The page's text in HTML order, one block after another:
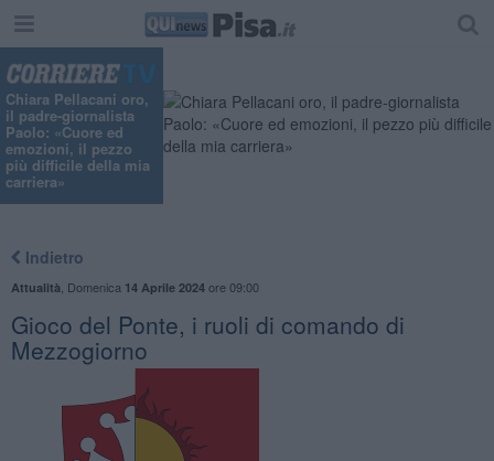
Chiara Pellacani oro,
il padre-giornalista
Paolo: «Cuore ed
emozioni, il pezzo
più difficile della mia
carriera»
Indietro
Attualità Domenica 14 Aprile 2024ore 09:00
Gioco del Ponte, i ruoli di comando di
Mezzogiorno